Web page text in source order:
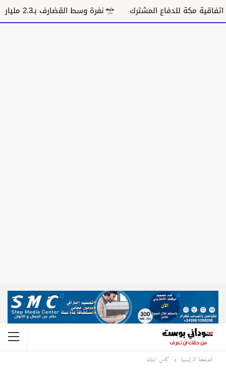
مكة للدفاع المشترك نفرة وسط القضارف بـ2.3 مليار جنيه تستهدف 9 آلاف أسرة
الصفحة الرئيسية كاس الملك